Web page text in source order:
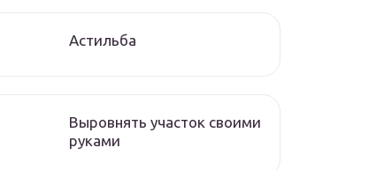
Астильба
Выровнять участок своими
руками